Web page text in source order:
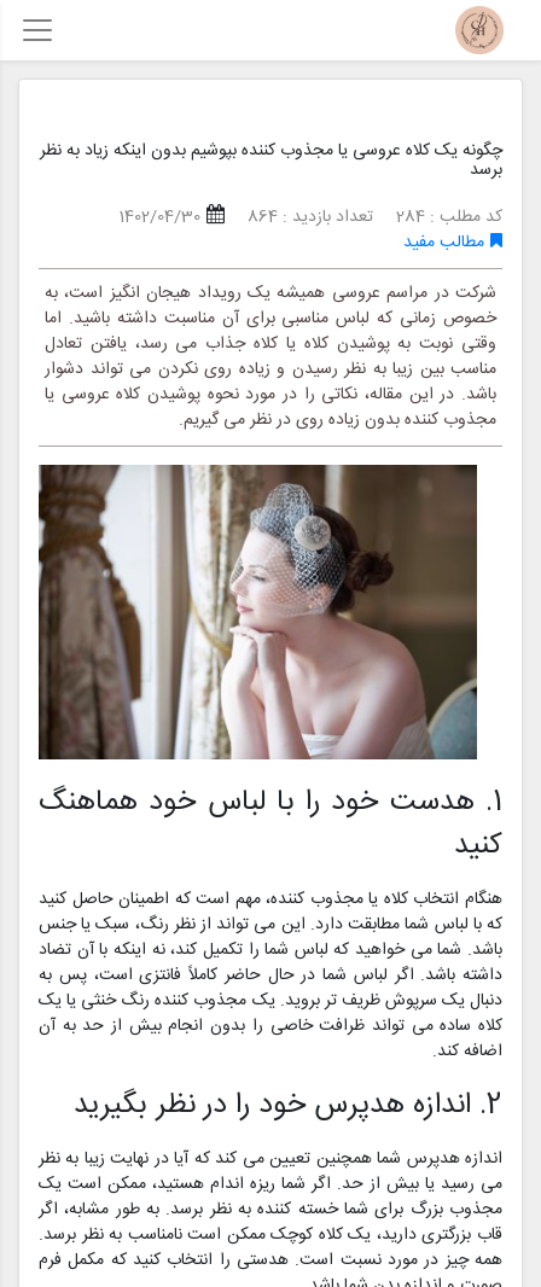
چگونه یک کلاه عروسی یا مجذوب کننده بپوشیم بدون اینکه زیاد به نظر
برسد
کد مطلب : 284
تعداد بازدید : 864
1402/04/30
مطالب مفید
شرکت در مراسم عروسی همیشه یک رویداد هیجان انگیز است، به
خصوص زمانی که لباس مناسبی برای آن مناسبت داشته باشید. اما
وقتی نوبت به پوشیدن کلاه یا کلاه جذاب می رسد، یافتن تعادل
مناسب بین زیبا به نظر رسیدن و زیاده روی نکردن می تواند دشوار
باشد. در این مقاله، نکاتی را در مورد نحوه پوشیدن کلاه عروسی یا
مجذوب کننده بدون زیاده روی در نظر می گیریم.
1. هدست خود را با لباس خود هماهنگ
کنید
هنگام انتخاب کلاه یا مجذوب کننده، مهم است که اطمینان حاصل کنید
که با لباس شما مطابقت دارد. این می تواند از نظر رنگ، سبک یا جنس
باشد. شما می خواهید که لباس شما را تکمیل کند، نه اینکه با آن تضاد
داشته باشد. اگر لباس شما در حال حاضر کاملاً فانتزی است، پس به
دنبال یک سرپوش ظریف تر بروید. یک مجذوب کننده رنگ خنثی یا یک
کلاه ساده می تواند ظرافت خاصی را بدون انجام بیش از حد به آن
اضافه کند.
2. اندازه هدپرس خود را در نظر بگیرید
اندازه هدپرس شما همچنین تعیین می کند که آیا در نهایت زیبا به نظر
می رسید یا بیش از حد. اگر شما ریزه اندام هستید، ممکن است یک
مجذوب بزرگ برای شما خسته کننده به نظر برسد. به طور مشابه، اگر
قاب بزرگتری دارید، یک کلاه کوچک ممکن است نامناسب به نظر برسد.
همه چیز در مورد نسبت است. هدستی را انتخاب کنید که مکمل فرم